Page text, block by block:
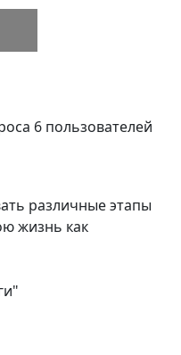
6 пользователей
различные этапы
жизнь как